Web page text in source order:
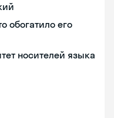
обогатило его
носителей языка